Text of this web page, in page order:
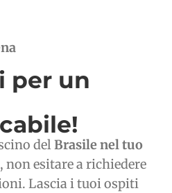
per un
delBrasile nel tuo
, non esitare a richiedere
Lascia i tuoi ospiti